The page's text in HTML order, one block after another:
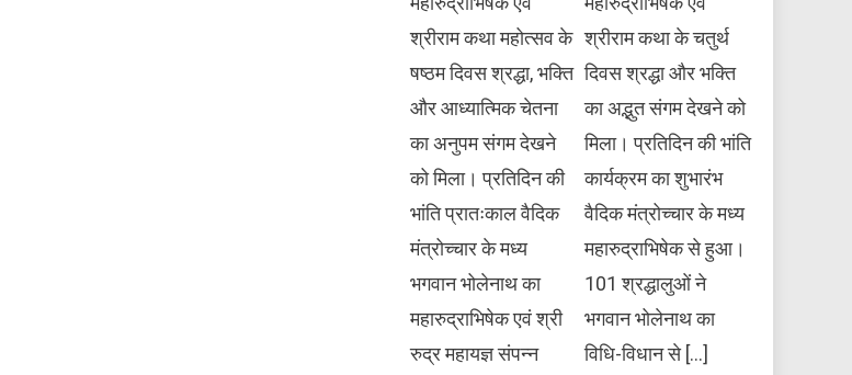
श्रीराम कथा महोत्सव के
षष्ठम दिवस श्रद्धा, भक्ति
और आध्यात्मिक चेतना
का अनुपम संगम देखने
को मिला। प्रतिदिन की
भांति प्रातःकाल वैदिक
मंत्रोच्चार के मध्य
भगवान भोलेनाथ का
महारुद्राभिषेक एवं श्री
रुद्र महायज्ञ संपन्न
श्रीराम कथा के चतुर्थ
दिवस श्रद्धा और भक्ति
का अद्भुत संगम देखने को
मिला। प्रतिदिन की भांति
कार्यक्रम का शुभारंभ
वैदिक मंत्रोच्चार के मध्य
महारुद्राभिषेक से हुआ।
101 श्रद्धालुओं ने
भगवान भोलेनाथ का
विधि-विधान से […]